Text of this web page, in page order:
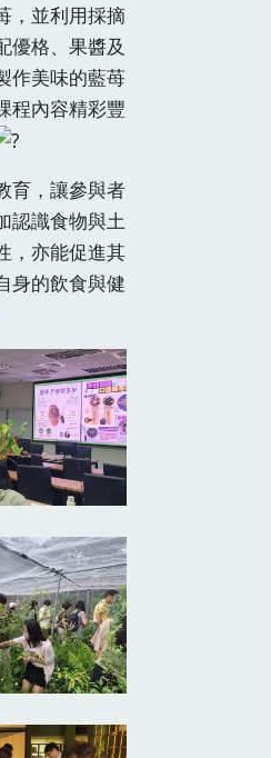
，並利用採摘
優格、果醬及
作美味的藍苺
程內容精彩豐
育，讓參與者
認識食物與土
，亦能促進其
身的飲食與健